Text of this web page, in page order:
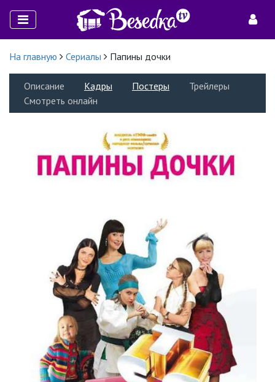
На главную Сериалы Папины дочки
Описание Кадры Постеры
Трейлеры
Смотреть онлайн